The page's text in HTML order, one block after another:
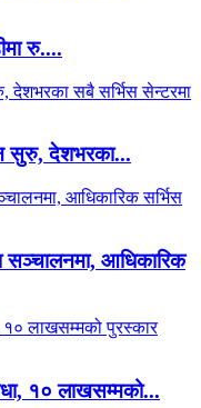
रु....
सुरु, देशभरका...
सञ्चालनमा, आधिकारिक
१० लाखसम्मको...